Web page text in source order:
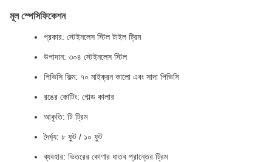
মূল স্পেসিফিকেশন
প্রকার: স্টেইনলেস স্টিল টাইল ট্রিম
উপাদান: ৩০৪ স্টেইনলেস স্টিল
পিভিসি ফিল্ম: ৭০ মাইক্রন কালো এবং সাদা পিভিসি
রঙের কোটিং: গোল্ড কালার
আকৃতি: টি ট্রিম
দৈর্ঘ্য: ৮ ফুট / ১০ ফুট
ব্যবহার: ভিতরের কোণার ধাতব প্রান্তের ট্রিম